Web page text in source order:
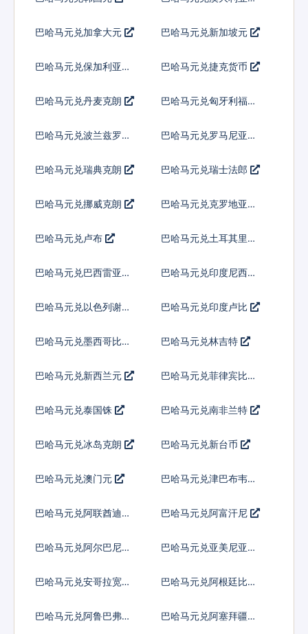
巴哈马元兑加拿大元 巴哈马元兑新加坡元
巴哈马元兑保加利亚列
巴哈马元兑捷克货币
巴哈马元兑丹麦克朗 巴哈马元兑匈牙利福林
巴哈马元兑波兰兹罗提
巴哈马元兑罗马尼亚新
巴哈马元兑瑞典克朗 巴哈马元兑瑞士法郎
巴哈马元兑挪威克朗
巴哈马元兑克罗地亚库
巴哈马元兑卢布 巴哈马元兑土耳其里拉
巴哈马元兑巴西雷亚尔
巴哈马元兑印度尼西亚
巴哈马元兑以色列谢克
巴哈马元兑印度卢比
巴哈马元兑墨西哥比索 巴哈马元兑林吉特
巴哈马元兑新西兰元 巴哈马元兑菲律宾比索
巴哈马元兑泰国铢 巴哈马元兑南非兰特
巴哈马元兑冰岛克朗 巴哈马元兑新台币
巴哈马元兑澳门元 巴哈马元兑津巴布韦币
巴哈马元兑阿联酋迪拉
巴哈马元兑阿富汗尼
巴哈马元兑阿尔巴尼亚
巴哈马元兑亚美尼亚德
巴哈马元兑安哥拉宽扎 巴哈马元兑阿根廷比索
巴哈马元兑阿鲁巴弗罗
巴哈马元兑阿塞拜疆马